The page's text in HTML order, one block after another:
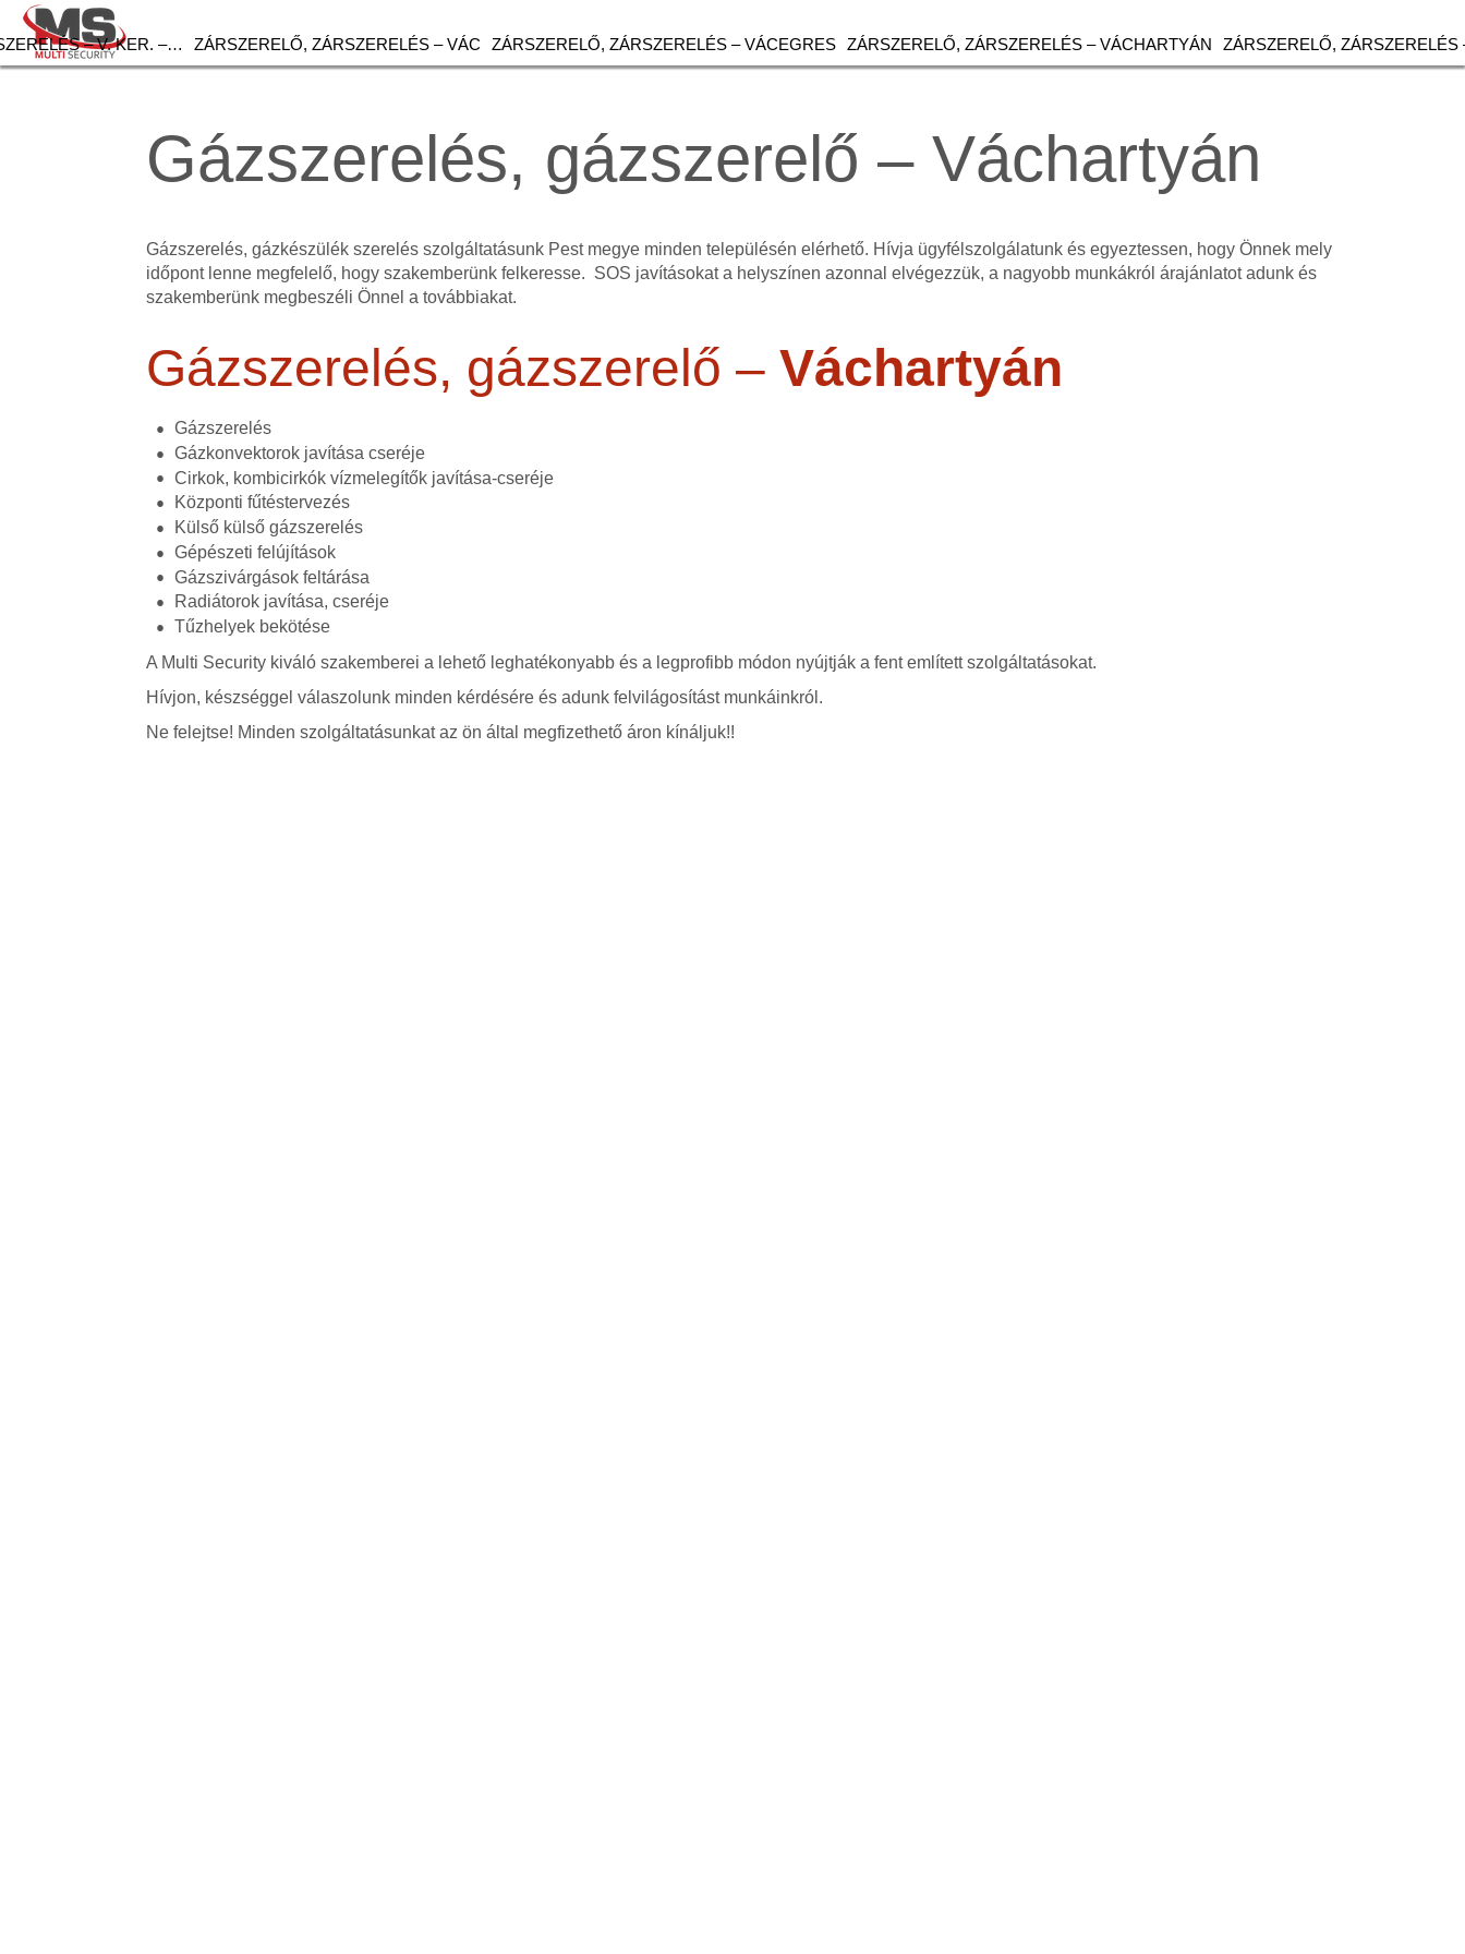
– V. KER. –… ZÁRSZERELŐ, ZÁRSZERELÉS – VÁC ZÁRSZERELŐ, ZÁRSZERELÉS – VÁCEGRES ZÁRSZERELŐ, ZÁRSZERELÉS – VÁCHARTYÁN ZÁRSZERELŐ, ZÁRSZERELÉS
Gázszerelés, gázszerelő – Váchartyán
Gázszerelés, gázkészülék szerelés szolgáltatásunk Pest megye minden településén elérhető. Hívja ügyfélszolgálatunk és egyeztessen, hogy Önnek mely
időpont lenne megfelelő, hogy szakemberünk felkeresse. SOS javításokat a helyszínen azonnal elvégezzük, a nagyobb munkákról árajánlatot adunk és
szakemberünk megbeszéli Önnel a továbbiakat.
Gázszerelés, gázszerelő –Váchartyán
Gázszerelés
Gázkonvektorok javítása cseréje
Cirkok, kombicirkók vízmelegítők javítása-cseréje
Központi fűtéstervezés
Külső külső gázszerelés
Gépészeti felújítások
Gázszivárgások feltárása
Radiátorok javítása, cseréje
Tűzhelyek bekötése
A Multi Security kiváló szakemberei a lehető leghatékonyabb és a legprofibb módon nyújtják a fent említett szolgáltatásokat.
Hívjon, készséggel válaszolunk minden kérdésére és adunk felvilágosítást munkáinkról.
Ne felejtse! Minden szolgáltatásunkat az ön által megfizethető áron kínáljuk!!